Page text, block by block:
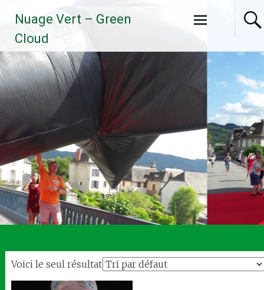
contenu
principal
Nuage Vert – Green
Cloud
Voici le seul résultat